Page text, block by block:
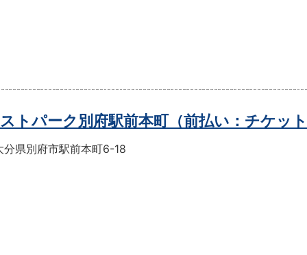
ストパーク別府駅前本町（前払い：チケッ
分県別府市駅前本町6-18